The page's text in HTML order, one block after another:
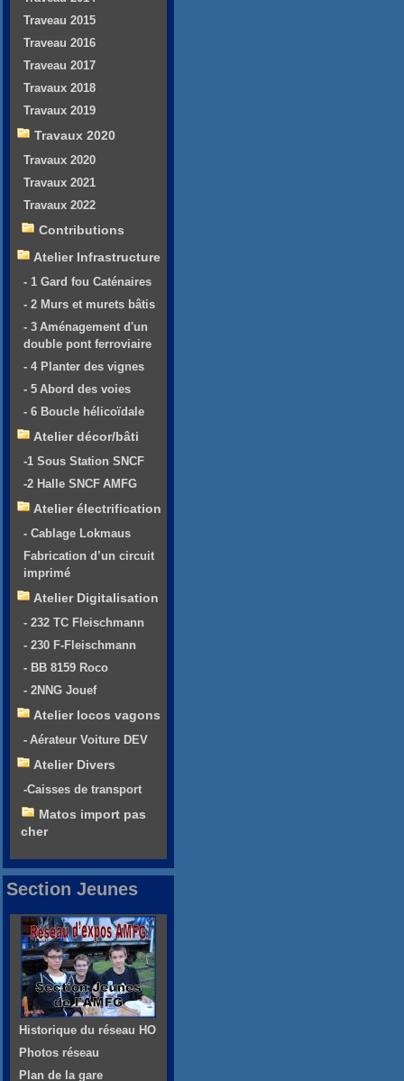
Traveau 2015
Traveau 2016
Traveau 2017
Travaux 2018
Travaux 2019
Travaux 2020
Travaux 2020
Travaux 2021
Travaux 2022
Contributions
Atelier Infrastructure
- 1 Gard fou Caténaires
- 2 Murs et murets bâtis
- 3 Aménagement d'un
double pont ferroviaire
- 4 Planter des vignes
- 5 Abord des voies
- 6 Boucle hélicoïdale
Atelier décor/bâti
-1 Sous Station SNCF
-2 Halle SNCF AMFG
Atelier électrification
- Cablage Lokmaus
Fabrication d’un circuit
imprimé
Atelier Digitalisation
- 232 TC Fleischmann
- 230 F-Fleischmann
- BB 8159 Roco
- 2NNG Jouef
Atelier locos vagons
- Aérateur Voiture DEV
Atelier Divers
-Caisses de transport
Matos import pas
cher
Section Jeunes
Historique du réseau HO
Photos réseau
Plan de la gare